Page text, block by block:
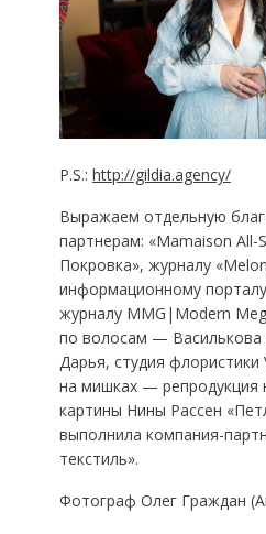
P.S.: http://gildia.agency/
Выражаем отдельную
партнерам: «Mamaison All-
Покровка», журналу
информационному
журналу MMG|Modern
по волосам —
Дарья, студия флористики
на мишках — репродукция
картины Нины Рассен
выполнила компания-
текстиль».
Фотограф Олег Граждан